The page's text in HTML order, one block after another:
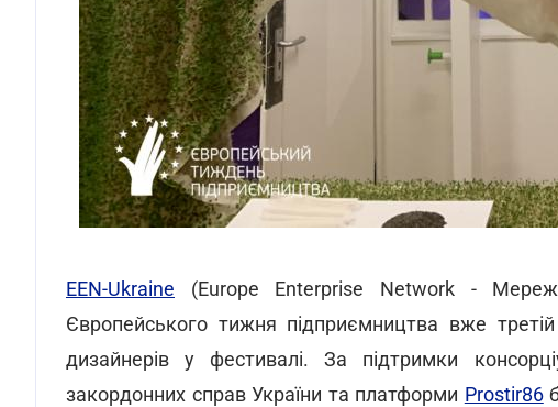
EEN-Ukraine (Europe Enterprise Network -
Європейського тижня підприємництва вже
дизайнерів у фестивалі. За підтримки
закордонних справ України та платформи Prostir86